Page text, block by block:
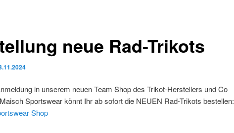
neue Rad-Trikots
in unserem neuen Team Shop des Trikot-Herstellers und Co
Sportswear könnt Ihr ab sofort die NEUEN Rad-Trikots bestellen:
Shop